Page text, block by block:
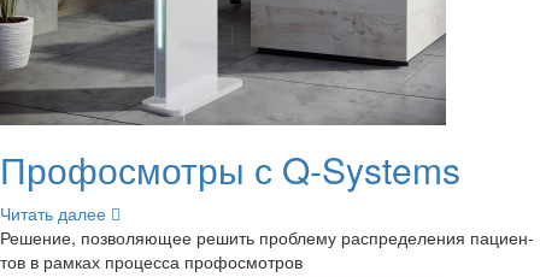
Про­фосмот­ры с Q-​Systems
Чи­тать далее
Ре­ше­ние, поз­во­ля­ю­щее ре­шить про­бле­му рас­пре­де­ле­ния па­ци­ен­
тов в рам­ках про­цес­са про­фосмот­ров